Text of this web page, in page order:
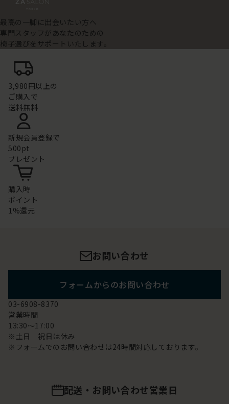
最高の一脚に出会いたい方へ
専門スタッフがあなたのための
椅子選びをサポートいたします。
3,980円以上の
ご購入で
送料無料
新規会員登録で
500pt
プレゼント
購入時
ポイント
1%還元
お問い合わせ
フォームからのお問い合わせ
03-6908-8370
営業時間
13:30～17:00
※土日 祝日は休み
※フォームでのお問い合わせは24時間対応しております。
配送・お問い合わせ営業日